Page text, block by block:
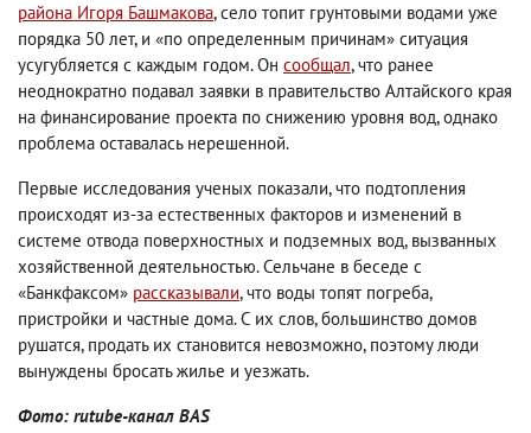
района Игоря Башмакова, село топит грунтовыми водами уже
порядка 50 лет, и «по определенным причинам» ситуация
усугубляется с каждым годом. Он сообщал, что ранее
неоднократно подавал заявки в правительство Алтайского края
на финансирование проекта по снижению уровня вод, однако
проблема оставалась нерешенной.
Первые исследования ученых показали, что подтопления
происходят из-за естественных факторов и изменений в
системе отвода поверхностных и подземных вод, вызванных
хозяйственной деятельностью. Сельчане в беседе с
«Банкфаксом» рассказывали, что воды топят погреба,
пристройки и частные дома. С их слов, большинство домов
рушатся, продать их становится невозможно, поэтому люди
вынуждены бросать жилье и уезжать.
Фото: rutube-канал BAS